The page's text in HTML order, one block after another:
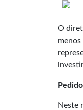
O
Neste